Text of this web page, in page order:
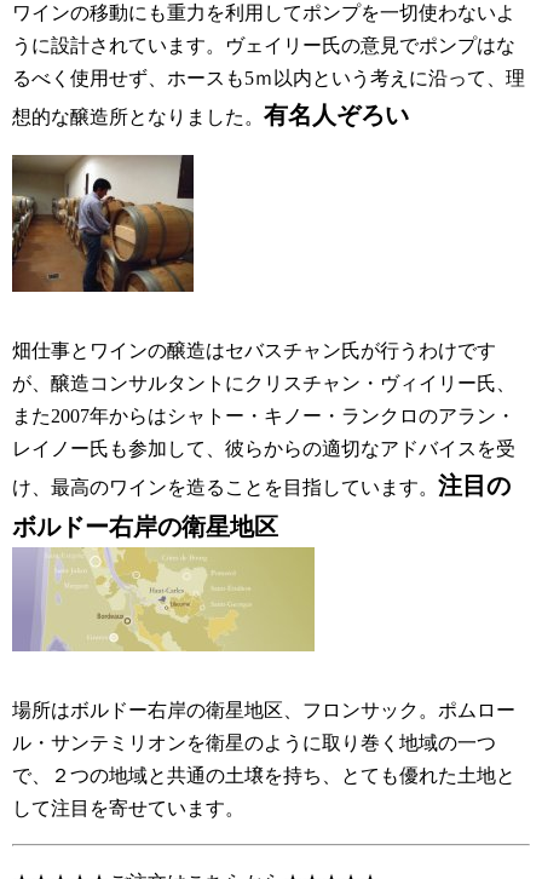
ワインの移動にも重力を利用してポンプを一切使わないよ
うに設計されています。ヴェイリー氏の意見でポンプはな
るべく使用せず、ホースも5ｍ以内という考えに沿って、理
想的な醸造所となりました。 有名人ぞろい
畑仕事とワインの醸造はセバスチャン氏が行うわけです
が、醸造コンサルタントにクリスチャン・ヴィイリー氏、
また2007年からはシャトー・キノー・ランクロのアラン・
レイノー氏も参加して、彼らからの適切なアドバイスを受
け、最高のワインを造ることを目指しています。 注目の
ボルドー右岸の衛星地区
場所はボルドー右岸の衛星地区、フロンサック。ポムロー
ル・サンテミリオンを衛星のように取り巻く地域の一つ
で、２つの地域と共通の土壌を持ち、とても優れた土地と
して注目を寄せています。